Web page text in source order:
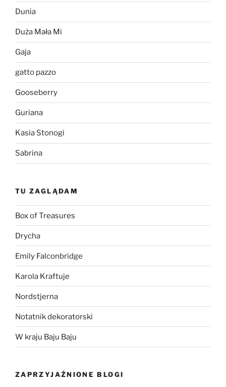
Dunia
Duża Mała Mi
Gaja
gatto pazzo
Gooseberry
Guriana
Kasia Stonogi
Sabrina
TU ZAGLĄDAM
Box of Treasures
Drycha
Emily Falconbridge
Karola Kraftuje
Nordstjerna
Notatnik dekoratorski
W kraju Baju Baju
ZAPRZYJAŹNIONE BLOGI